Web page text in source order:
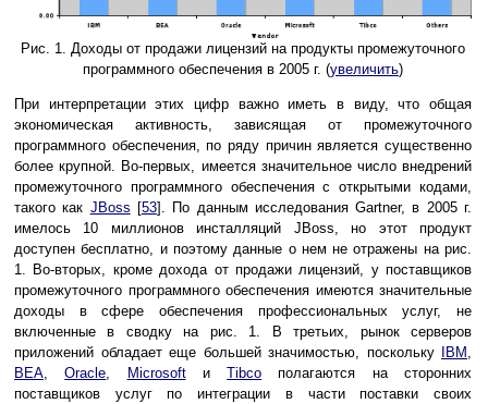
Рис. 1. Доходы от продажи лицензий на продукты промежуточного
программного обеспечения в 2005 г. (увеличить)
При интерпретации этих цифр важно иметь в виду, что общая
экономическая активность, зависящая от промежуточного
программного обеспечения, по ряду причин является существенно
более крупной. Во-первых, имеется значительное число внедрений
промежуточного программного обеспечения с открытыми кодами,
такого как JBoss [53]. По данным исследования Gartner, в 2005 г.
имелось 10 миллионов инсталляций JBoss, но этот продукт
доступен бесплатно, и поэтому данные о нем не отражены на рис.
1. Во-вторых, кроме дохода от продажи лицензий, у поставщиков
промежуточного программного обеспечения имеются значительные
доходы в сфере обеспечения профессиональных услуг, не
включенные в сводку на рис. 1. В третьих, рынок серверов
приложений обладает еще большей значимостью, поскольку
IBM
BEA ,Oracle MicrosoftиTibco полагаются на сторонних
поставщиков услуг по интеграции в части поставки своих